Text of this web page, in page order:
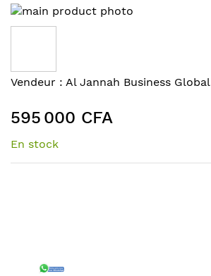
Skip
to
of
the
gallery
Skip
the
beginning
of
Vendeur : Al Jannah Business Global
595 000 CFA
En stock